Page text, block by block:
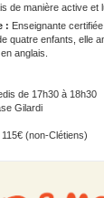
de manière active et
: Enseignante
quatre enfants, elle
anglais.
de 17h30 à 18h30
Gilardi
(non-Clétiens)